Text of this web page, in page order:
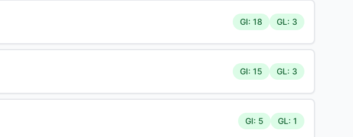
GI: 18 GL: 3
GI: 15 GL: 3
GI: 5 GL: 1